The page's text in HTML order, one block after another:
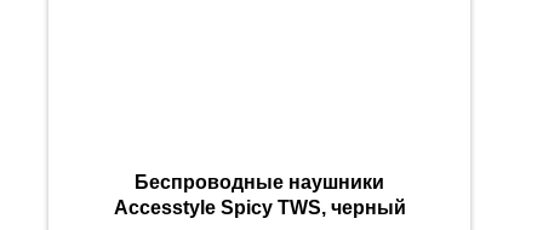
Беспроводные наушники
Accesstyle Spicy TWS, черный